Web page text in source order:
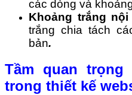
các dòng và
Khoảng trắng
trắng chia tách
bản.
Tầm quan trọng
trong thiết kế